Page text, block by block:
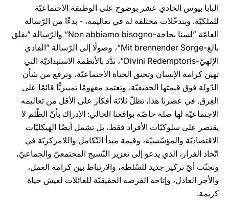
البابا بيوس الحادي عشر بوضوح على الوظيفة الاجتماعيّة
للملكيّة. وبتدخّلات مختلفة له في تعاليمه، - بدءًا من الرّسالة
العامّة ”لسنا بحاجة-Non abbiamo bisogno“ والرّسالة ”بقلق
بالغ-Mit brennender Sorge“، وصولًا إلى الرّسالة ”الفادي
الإلهيّ-Divini Redemptoris“، ندَّد بالأنظمة الاستبداديّة التي
تهين كرامة الإنسان وتخنق الحياة الاجتماعيّة، وترفع من شأن
الدّولة فوق قيمتها الحقيقيّة، وتعتمد مفهومًا تمييزيًّا قائمًا على
العِرق. في عصرنا هذا، تظلّ ثلاثة أفكار على الأقل من تعاليمه
الاجتماعيّة لها صلة خاصّة بواقعنا الحالي: الإدراك بأنّ الظّلم لا
يقتصر على سلوكيّات الأفراد فقط، بل تشمل أيضًا الهيكليّات
الاقتصاديّة والمؤسّسيّة، وقيمة مبدأ التّكامل واللامركزيّة في
اتّخاذ القرار، الذي يدعو إلى تعزيز النّسيج المجتمعيّ والجماعيّ،
وتجنّب أيّ تركيز جديد للسُلطة، والارتباط بين كرامة العمل،
والأجر العادل، وإتاحة الفرصة الحقيقيّة للعائلات لعيش حياة
كريمة.